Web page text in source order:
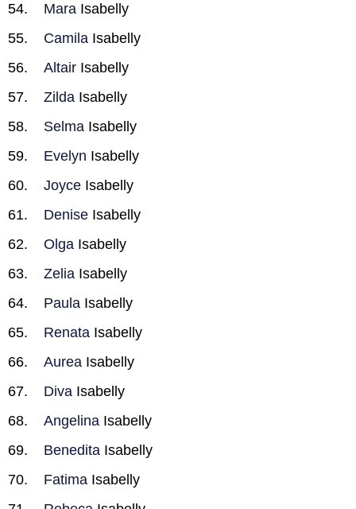
Mara Isabelly
Camila Isabelly
Altair Isabelly
Zilda Isabelly
Selma Isabelly
Evelyn Isabelly
Joyce Isabelly
Denise Isabelly
Olga Isabelly
Zelia Isabelly
Paula Isabelly
Renata Isabelly
Aurea Isabelly
Diva Isabelly
Angelina Isabelly
Benedita Isabelly
Fatima Isabelly